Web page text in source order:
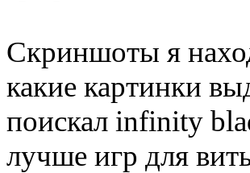
Скриншоты я
какие картинки
поискал infinity
лучше игр для